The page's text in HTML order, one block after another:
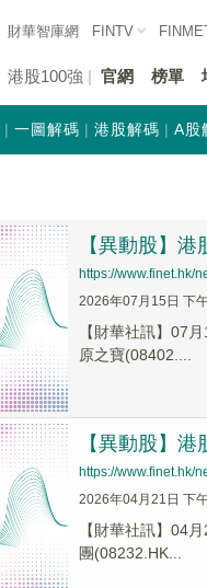
財華智庫網 FINTV
港股100強 官網 榜單
一圖解碼 港股解碼 A股
【異動股】
https://www.finet.hk/
2026年07月15日 下
【財華社訊】07
原之寶(08402....
【異動股】
https://www.finet.hk/
2026年04月21日 下
【財華社訊】04
團(08232.HK...